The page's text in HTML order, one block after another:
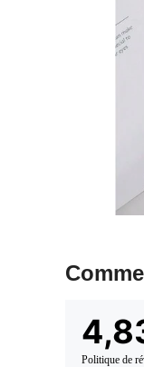
Politique de